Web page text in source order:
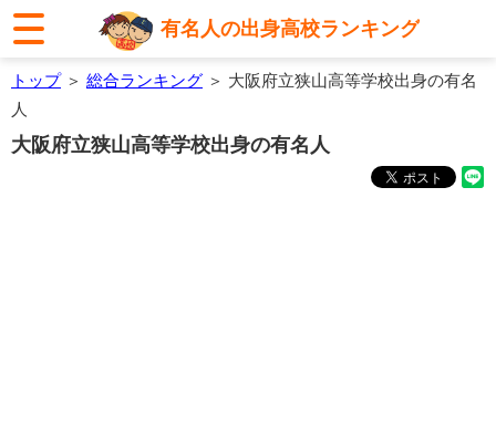
有名人の出身高校ランキング
トップ＞ 総合ランキング ＞ 大阪府立狭山高等学校出身の有名
人
大阪府立狭山高等学校出身の有名人